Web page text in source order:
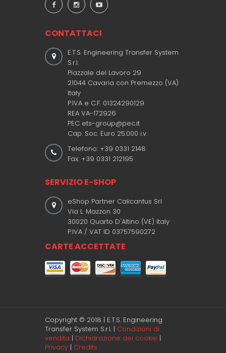
CONTATTACI
E.T.S. Engineering Transfer System
S.r.l.
Piazzale del Lavoro 29
21044 Cavaria con Premezzo (VA)
Italy
P.IVA e C.F. 01324290129
REA VA-172926
PEC ets-group@pec.it
Cap. Soc. Euro 25.000 i.v.
Telefono: +39 0331 2148
Fax: +39 0331 212195
SERVIZIO E-SHOP
eShop Partner Calicantus Srl
Via L. Mazzon 30
30020 Quarto D'Altino (VE) Italy
P.IVA / VAT ID 03757590272
CARTE ACCETTATE
Copyright © 2018 | E.T.S. Engineering
Transfer System S.r.l. | Condizioni di
vendita | Dichiarazione dei cookie |
Privacy | Credits